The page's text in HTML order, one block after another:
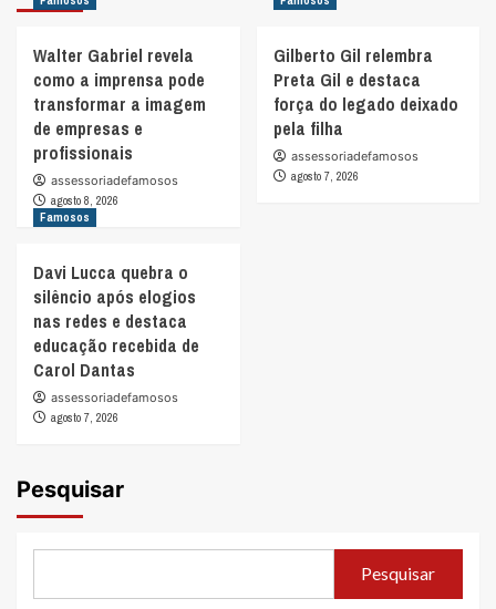
Walter Gabriel revela
como a imprensa pode
transformar a imagem
de empresas e
profissionais
assessoriadefamosos
agosto 8, 2026
Gilberto Gil relembra
Preta Gil e destaca
força do legado deixado
pela filha
assessoriadefamosos
agosto 7, 2026
Famosos
Davi Lucca quebra o
silêncio após elogios
nas redes e destaca
educação recebida de
Carol Dantas
assessoriadefamosos
agosto 7, 2026
Pesquisar
Pesquisar